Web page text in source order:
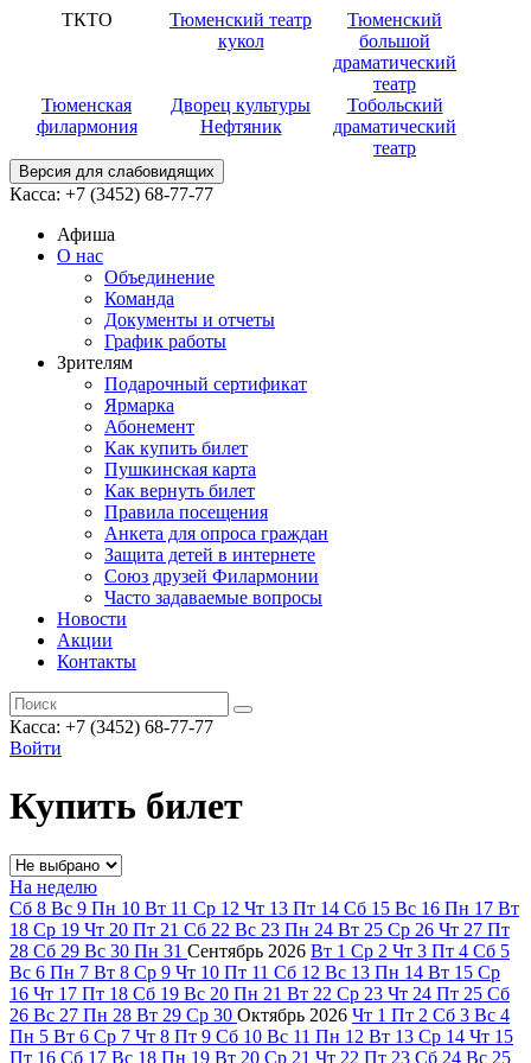
ТКТО
Тюменский театр
кукол
Тюменский
большой
драматический
театр
Тюменская
филармония
Дворец культуры
Нефтяник
Тобольский
драматический
театр
Версия для слабовидящих
Касса: +7 (3452) 68-77-77
Афиша
О нас
Объединение
Команда
Документы и отчеты
График работы
Зрителям
Подарочный сертификат
Ярмарка
Абонемент
Как купить билет
Пушкинская карта
Как вернуть билет
Правила посещения
Анкета для опроса граждан
Защита детей в интернете
Союз друзей Филармонии
Часто задаваемые вопросы
Новости
Акции
Контакты
Касса: +7 (3452) 68-77-77
Войти
Купить билет
На неделю
Сб 8 Вс 9 Пн 10 Вт 11 Ср 12 Чт 13 Пт 14 Сб 15 Вс 16 Пн 17 Вт
18 Ср 19 Чт 20 Пт 21 Сб 22 Вс 23 Пн 24 Вт 25 Ср 26 Чт 27 Пт
28 Сб 29 Вс 30 Пн 31 Сентябрь 2026 Вт 1 Ср 2 Чт 3 Пт 4 Сб 5
Вс 6 Пн 7 Вт 8 Ср 9 Чт 10 Пт 11 Сб 12 Вс 13 Пн 14 Вт 15 Ср
16 Чт 17 Пт 18 Сб 19 Вс 20 Пн 21 Вт 22 Ср 23 Чт 24 Пт 25 Сб
26 Вс 27 Пн 28 Вт 29 Ср 30 Октябрь 2026 Чт 1 Пт 2 Сб 3 Вс 4
Пн 5 Вт 6 Ср 7 Чт 8 Пт 9 Сб 10 Вс 11 Пн 12 Вт 13 Ср 14 Чт 15
Пт 16 Сб 17 Вс 18 Пн 19 Вт 20 Ср 21 Чт 22 Пт 23 Сб 24 Вс 25